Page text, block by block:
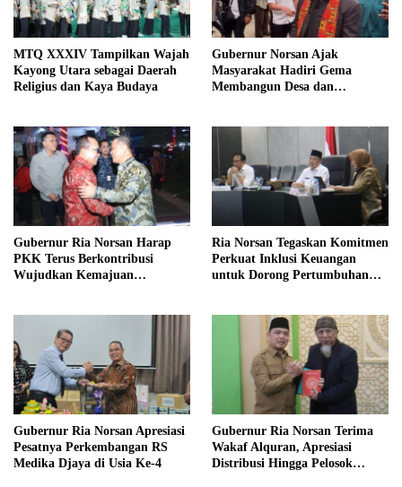
MTQ XXXIV Tampilkan Wajah
Kayong Utara sebagai Daerah
Religius dan Kaya Budaya
Gubernur Norsan Ajak
Masyarakat Hadiri Gema
Membangun Desa dan
Gubernur Ria Norsan Harap
PKK Terus Berkontribusi
Wujudkan Kemajuan
Ria Norsan Tegaskan Komitmen
Perkuat Inklusi Keuangan
untuk Dorong Pertumbuhan
Gubernur Ria Norsan Apresiasi
Pesatnya Perkembangan RS
Medika Djaya di Usia Ke-4
Gubernur Ria Norsan Terima
Wakaf Alquran, Apresiasi
Distribusi Hingga Pelosok